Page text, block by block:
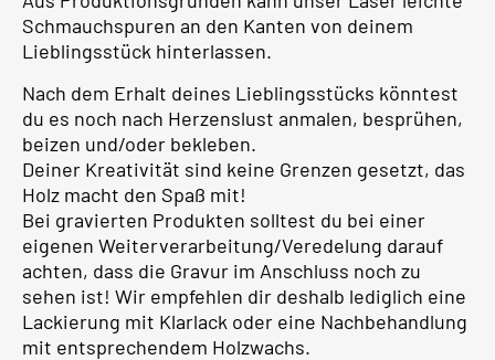
Schmauchspuren an den Kanten von deinem
Lieblingsstück hinterlassen.
Nach dem Erhalt deines Lieblingsstücks könntest
du es noch nach Herzenslust anmalen, besprühen,
beizen und/oder bekleben.
Deiner Kreativität sind keine Grenzen gesetzt, das
Holz macht den Spaß mit!
Bei gravierten Produkten solltest du bei einer
eigenen Weiterverarbeitung/Veredelung darauf
achten, dass die Gravur im Anschluss noch zu
sehen ist! Wir empfehlen dir deshalb lediglich eine
Lackierung mit Klarlack oder eine Nachbehandlung
mit entsprechendem Holzwachs.